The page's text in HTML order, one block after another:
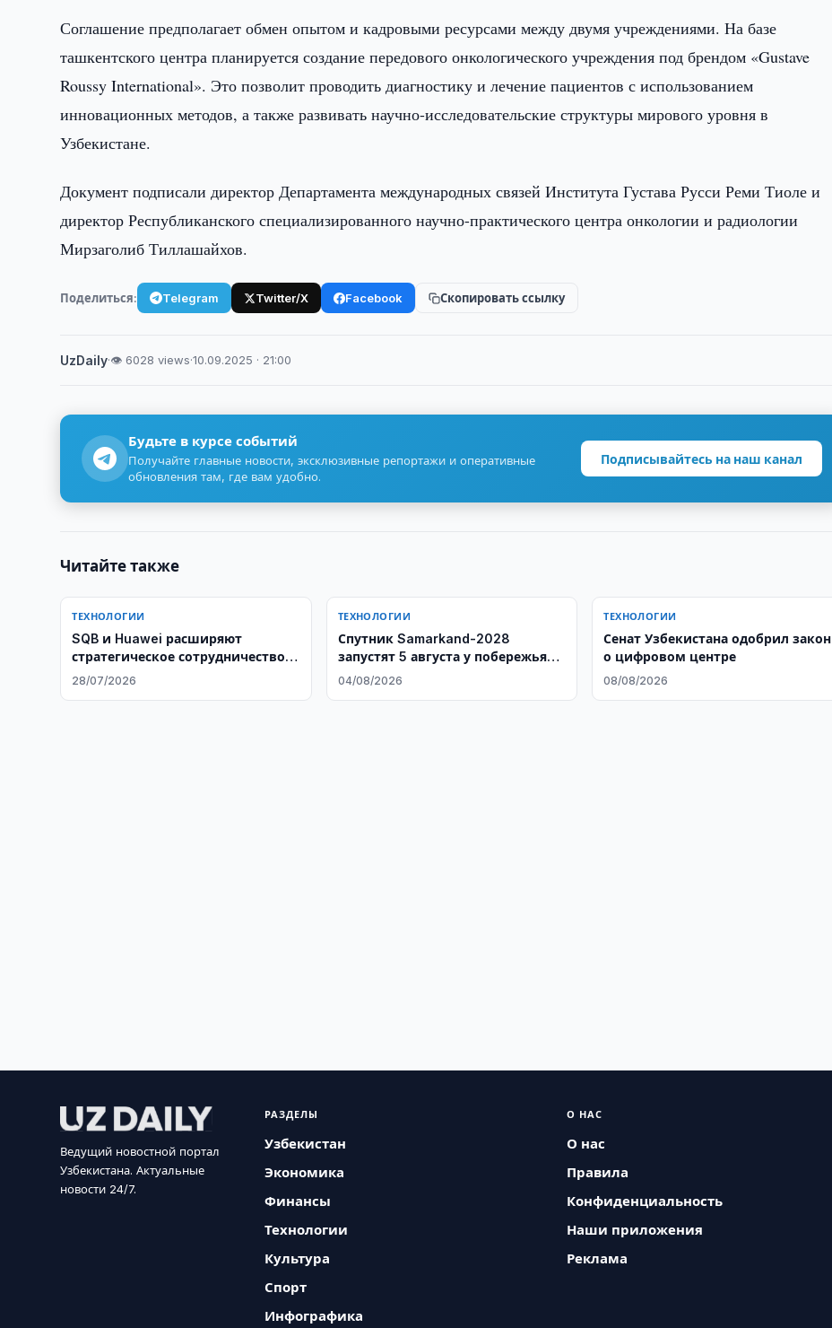
Соглашение предполагает обмен опытом и кадровыми ресурсами между двумя учреждениями. На базе
ташкентского центра планируется создание передового онкологического учреждения под брендом «Gustave
Roussy International». Это позволит проводить диагностику и лечение пациентов с использованием
инновационных методов, а также развивать научно-исследовательские структуры мирового уровня в
Узбекистане.
Документ подписали директор Департамента международных связей Института Густава Русси Реми Тиоле и
директор Республиканского специализированного научно-практического центра онкологии и радиологии
Мирзаголиб Тиллашайхов.
Поделиться: Telegram Twitter/X Facebook Скопировать ссылку
UzDaily·👁 6028 views·10.09.2025 · 21:00
Будьте в курсе событий
Получайте главные новости, эксклюзивные репортажи и оперативные
обновления там, где вам удобно.
Подписывайтесь на наш канал
Читайте также
ТЕХНОЛОГИИ
SQB и Huawei расширяют
стратегическое сотрудничество в
сфере искусственного интеллекта
28/07/2026
ТЕХНОЛОГИИ
Спутник Samarkand-2028
запустят 5 августа у побережья
Китая
04/08/2026
ТЕХНОЛОГИИ
Сенат Узбекистана одобрил закон
о цифровом центре
08/08/2026
Ведущий новостной портал
Узбекистана. Актуальные
новости 24/7.
РАЗДЕЛЫ
Узбекистан
Экономика
Финансы
Технологии
Культура
Спорт
Инфографика
О НАС
О нас
Правила
Конфиденциальность
Наши приложения
Реклама